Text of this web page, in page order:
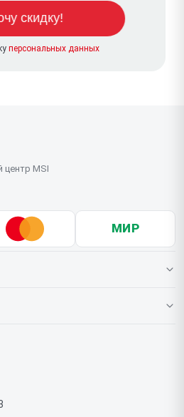
персональных данных
центр MSI
МИР